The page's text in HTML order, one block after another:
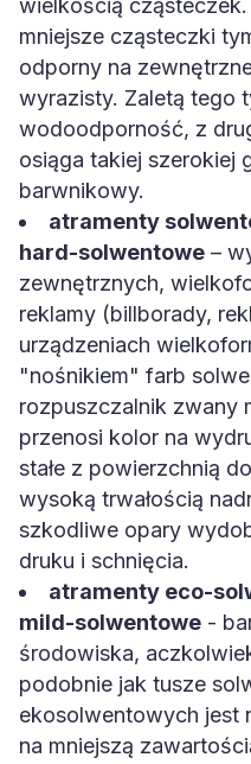
wielkością
mniejsze cząsteczki
odporny na
wyrazisty. Zaletą tego
wodoodporność, z
osiąga takiej szerokiej
barwnikowy.
atramenty
hard-solwentowe –
zewnętrznych,
reklamy (billborady,
urządzeniach
"nośnikiem" farb
rozpuszczalnik zwany
przenosi kolor na
stałe z powierzchnią
wysoką trwałością
szkodliwe opary
druku i schnięcia.
atramenty eco-
mild-solwentowe -
środowiska,
podobnie jak tusze
ekosolwentowych jest
na mniejszą